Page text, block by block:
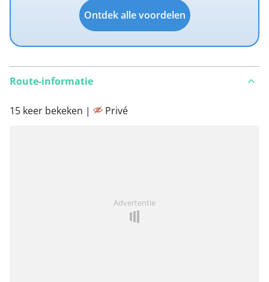
Ontdek alle voordelen
Route-informatie
15 keer bekeken | Privé
Advertentie